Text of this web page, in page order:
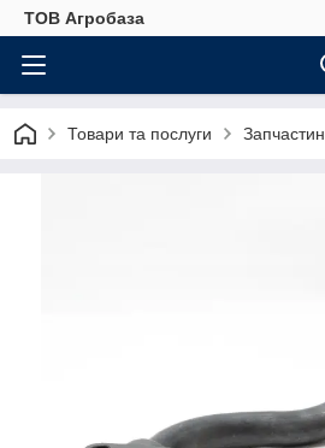
ТОВ Агробаза
Товари та послуги